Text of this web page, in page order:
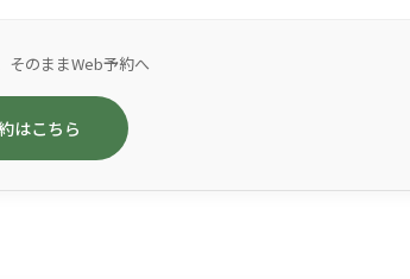
そのままWeb予約へ
はこちら